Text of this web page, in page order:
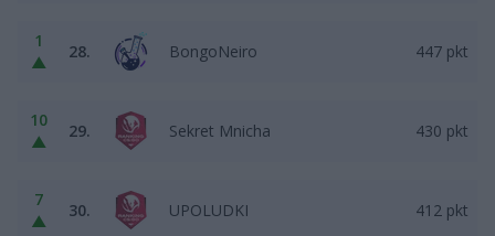
1
▲
28. BongoNeiro 447 pkt
10
▲
29. Sekret Mnicha 430 pkt
7
▲
30. UPOLUDKI 412 pkt